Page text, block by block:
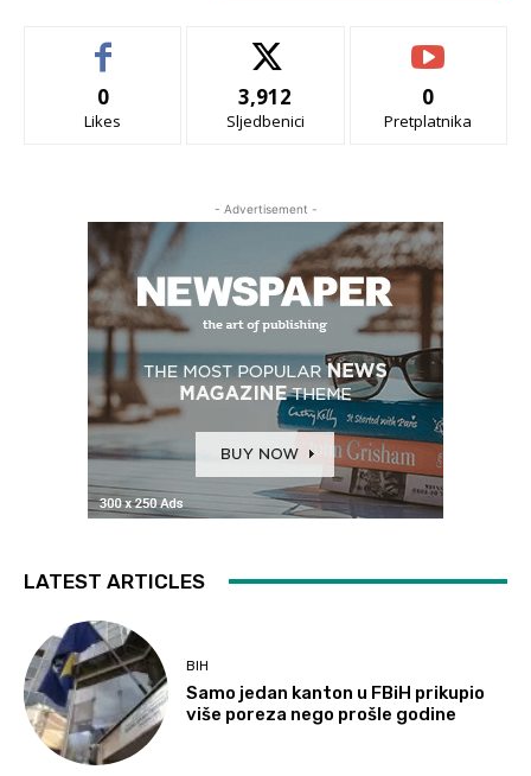
0
Likes
3,912
Sljedbenici
0
Pretplatnika
- Advertisement -
LATEST ARTICLES
BIH
Samo jedan kanton u FBiH prikupio
više poreza nego prošle godine